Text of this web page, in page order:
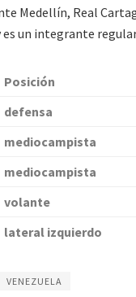
Medellín, Real
un integrante regular
Posición
defensa
mediocampista
mediocampista
volante
lateral izquierdo
VENEZUELA